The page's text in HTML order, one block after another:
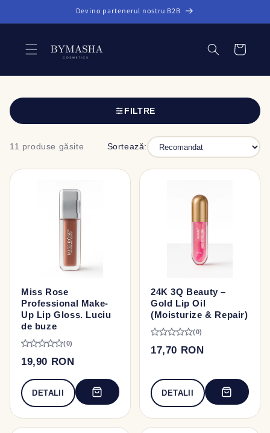
Devino partenerul nostru B2B
Coș
FILTRE
11 produse găsite Sortează:
Miss Rose
Professional Make-
Up Lip Gloss. Luciu
de buze
(0)
19,90 RON
DETALII
24K 3Q Beauty –
Gold Lip Oil
(Moisturize & Repair)
(0)
17,70 RON
DETALII